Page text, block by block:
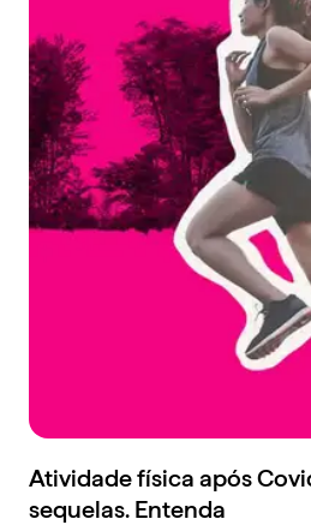
Atividade física após
sequelas. Entenda